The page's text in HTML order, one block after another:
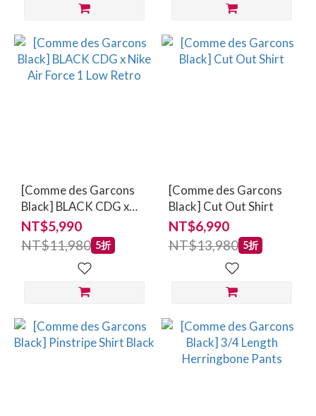
[Comme des Garcons
Black] BLACK CDG x
Nike Air Force 1 Low
Retro
NT$5,990
NT$11,980 5折
[Comme des Garcons
Black] Cut Out Shirt
NT$6,990
NT$13,980 5折